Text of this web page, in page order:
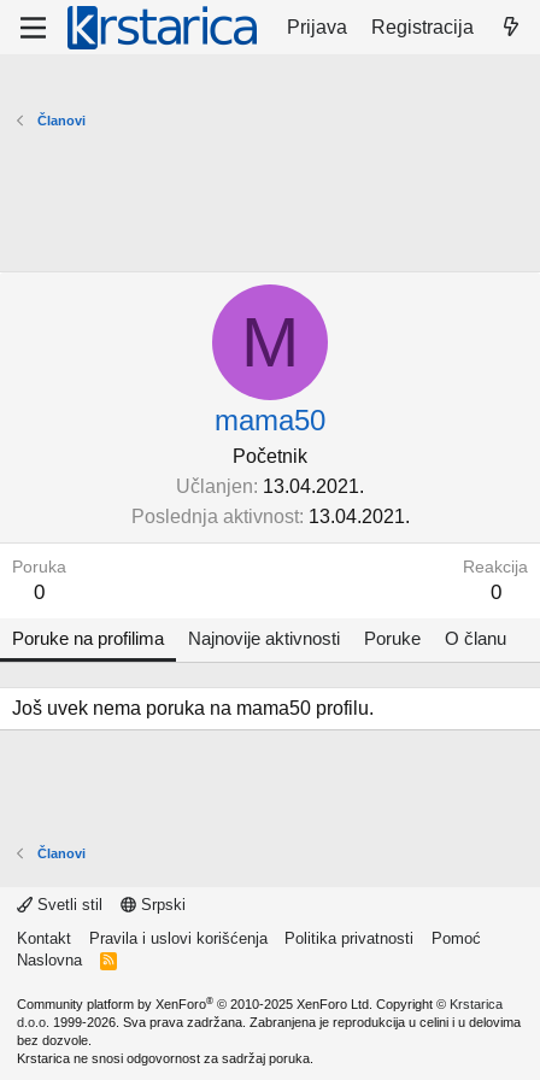
Prijava Registracija
Članovi
M
mama50
Početnik
Učlanjen 13.04.2021.
Poslednja aktivnost 13.04.2021.
Poruka
0
Reakcija
0
Poruke na profilima Najnovije aktivnosti Poruke O članu
Još uvek nema poruka na mama50 profilu.
Članovi
Svetli stil
Srpski
Kontakt
Pravila i uslovi korišćenja Politika privatnosti
Pomoć
Naslovna
R
Community platform by XenForo® © 2010-2025 XenForo Ltd. Copyright © Krstarica
d.o.o. 1999-2026. Sva prava zadržana. Zabranjena je reprodukcija u celini i u delovima
bez dozvole.
Krstarica ne snosi odgovornost za sadržaj poruka.